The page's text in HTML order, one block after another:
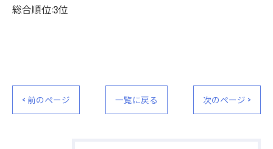
総合順位:3位
< 前のページ 一覧に戻る 次のページ >